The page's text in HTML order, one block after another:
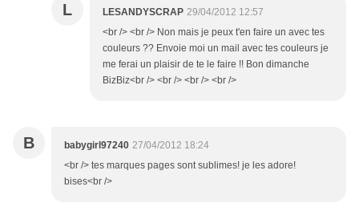
L LESANDYSCRAP 29/04/2012 12:57
<br /> <br /> Non mais je peux t'en faire un avec tes
couleurs ?? Envoie moi un mail avec tes couleurs je
me ferai un plaisir de te le faire !! Bon dimanche
BizBiz<br /> <br /> <br /> <br />
B babygirl97240 27/04/2012 18:24
<br /> tes marques pages sont sublimes! je les adore!
bises<br />